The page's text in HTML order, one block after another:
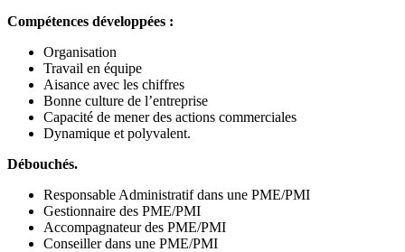
Compétences développées :
Organisation
Travail en équipe
Aisance avec les chiffres
Bonne culture de l’entreprise
Capacité de mener des actions commerciales
Dynamique et polyvalent.
Débouchés.
Responsable Administratif dans une PME/PMI
Gestionnaire des PME/PMI
Accompagnateur des PME/PMI
Conseiller dans une PME/PMI